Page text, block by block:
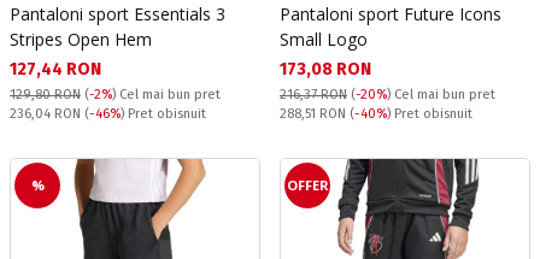
Pantaloni sport Essentials 3
Stripes Open Hem
Текуща цена:
127,44 RON
129,80 RON (-2%) Cel mai bun pret
Pret obisnuit:
236,04 RON (-46%) Pret obisnuit
Pantaloni sport Future Icons
Small Logo
Текуща цена:
173,08 RON
216,37 RON (-20%) Cel mai bun pret
Pret obisnuit:
288,51 RON (-40%) Pret obisnuit
% OFFER